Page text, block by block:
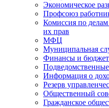
Экономическое
Профсоюз
Комиссия по
их прав
МФЦ
Муниципальная
Финансы и бюджет
Информация о
Резерв
Общественный
Гражданское